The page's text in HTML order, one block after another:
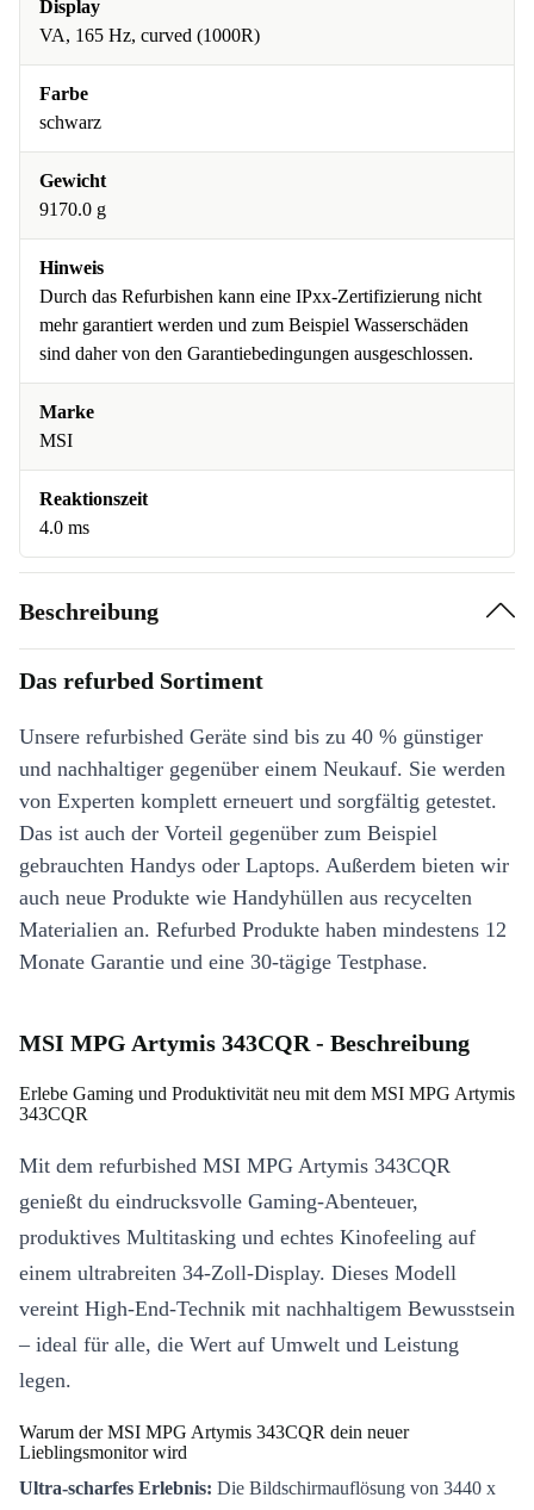
Display
VA, 165 Hz, curved (1000R)
Farbe
schwarz
Gewicht
9170.0 g
Hinweis
Durch das Refurbishen kann eine IPxx-Zertifizierung nicht
mehr garantiert werden und zum Beispiel Wasserschäden
sind daher von den Garantiebedingungen ausgeschlossen.
Marke
MSI
Reaktionszeit
4.0 ms
Beschreibung
Das refurbed Sortiment
Unsere refurbished Geräte sind bis zu 40 % günstiger
und nachhaltiger gegenüber einem Neukauf. Sie werden
von Experten komplett erneuert und sorgfältig getestet.
Das ist auch der Vorteil gegenüber zum Beispiel
gebrauchten Handys oder Laptops. Außerdem bieten wir
auch neue Produkte wie Handyhüllen aus recycelten
Materialien an. Refurbed Produkte haben mindestens 12
Monate Garantie und eine 30-tägige Testphase.
MSI MPG Artymis 343CQR - Beschreibung
Erlebe Gaming und Produktivität neu mit dem MSI MPG Artymis
343CQR
Mit dem refurbished MSI MPG Artymis 343CQR
genießt du eindrucksvolle Gaming-Abenteuer,
produktives Multitasking und echtes Kinofeeling auf
einem ultrabreiten 34-Zoll-Display. Dieses Modell
vereint High-End-Technik mit nachhaltigem Bewusstsein
– ideal für alle, die Wert auf Umwelt und Leistung
legen.
Warum der MSI MPG Artymis 343CQR dein neuer
Lieblingsmonitor wird
Ultra-scharfes Erlebnis: Die Bildschirmauflösung von 3440 x